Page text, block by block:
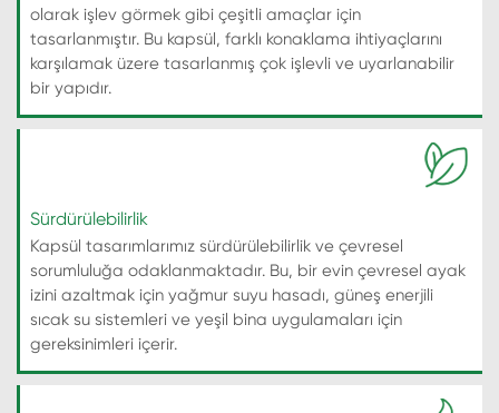
olarak işlev görmek gibi çeşitli amaçlar için
tasarlanmıştır. Bu kapsül, farklı konaklama ihtiyaçlarını
karşılamak üzere tasarlanmış çok işlevli ve uyarlanabilir
bir yapıdır.
Sürdürülebilirlik
Kapsül tasarımlarımız sürdürülebilirlik ve çevresel
sorumluluğa odaklanmaktadır. Bu, bir evin çevresel ayak
izini azaltmak için yağmur suyu hasadı, güneş enerjili
sıcak su sistemleri ve yeşil bina uygulamaları için
gereksinimleri içerir.